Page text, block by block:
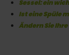
Sessel: ein
Ist eine Spüle
Ändern Sie